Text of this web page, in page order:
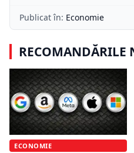
Publicat în: Economie
RECOMANDĂRILE
ECONOMIE